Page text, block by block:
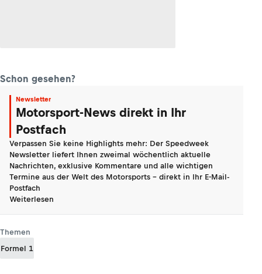
Schon gesehen?
Newsletter
Motorsport-News direkt in Ihr
Postfach
Verpassen Sie keine Highlights mehr: Der Speedweek
Newsletter liefert Ihnen zweimal wöchentlich aktuelle
Nachrichten, exklusive Kommentare und alle wichtigen
Termine aus der Welt des Motorsports - direkt in Ihr E-Mail-
Postfach
Weiterlesen
Themen
Formel 1